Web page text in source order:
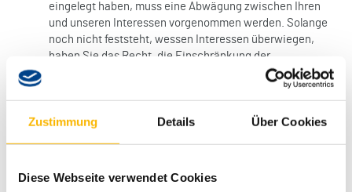
Zustimmung Details Über Cookies
Diese Webseite verwendet Cookies
eingelegt haben, muss eine Abwägung zwischen Ihren
und unseren Interessen vorgenommen werden. Solange
noch nicht feststeht, wessen Interessen überwiegen,
haben Sie das Recht, die Einschränkung der
Verarbeitung Ihrer personenbezogenen Daten zu
Wenn Sie die Verarbeitung Ihrer personenbezogenen Daten
Rechtsansprüchen oder zum Schutz der Rechte einer anderen